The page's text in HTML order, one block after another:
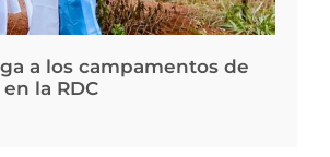
a los campamentos de
la RDC